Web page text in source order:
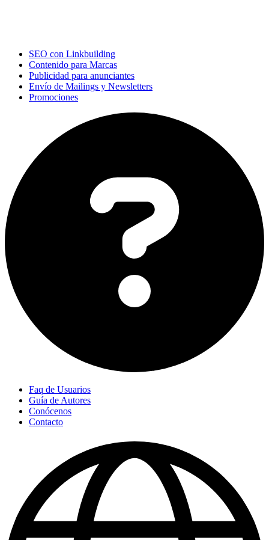
SEO con Linkbuilding
Contenido para Marcas
Publicidad para anunciantes
Envío de Mailings y Newsletters
Promociones
Faq de Usuarios
Guía de Autores
Conócenos
Contacto